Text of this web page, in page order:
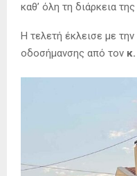
καθ’ όλη τη διάρκεια
Η τελετή έκλεισε με
οδοσήμανσης από τον